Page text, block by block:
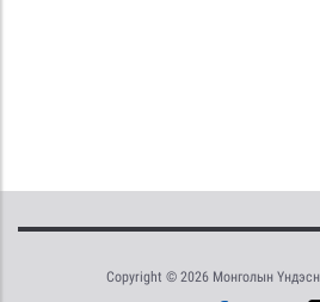
Copyright © 2026 Монголын